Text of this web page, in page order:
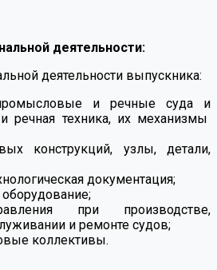
деятельности:
деятельности выпускника:
и речные суда и
речная техника, их механизмы
конструкций, узлы, детали,
документация;
оборудование;
при производстве,
и ремонте судов;
коллективы.